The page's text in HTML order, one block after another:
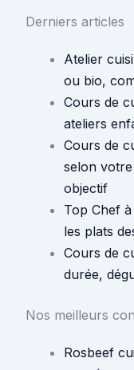
Derniers articles
Atelier
ou bio,
Cours de
ateliers
Cours de
selon
objectif
Top Chef
les plats
Cours de
durée,
Nos meilleurs
Rosbeef